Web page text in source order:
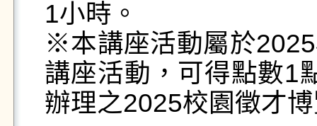
1小時。
※本講座活動屬於
講座活動，可得點數1
辦理之2025校園徵才